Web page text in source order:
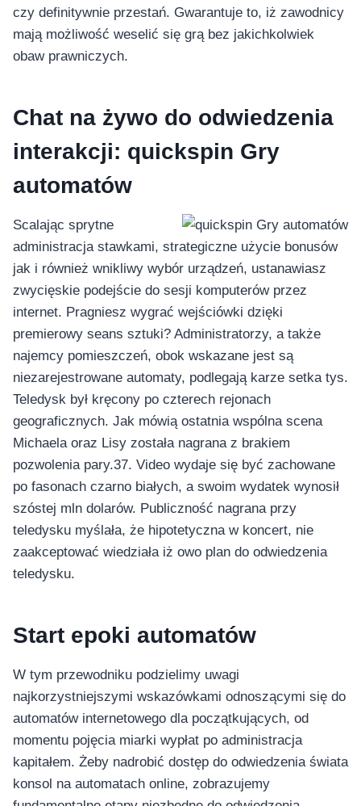
czy definitywnie przestań. Gwarantuje to, iż zawodnicy
mają możliwość weselić się grą bez jakichkolwiek
obaw prawniczych.
Chat na żywo do odwiedzenia
interakcji: quickspin Gry
automatów
Scalając sprytne
administracja stawkami, strategiczne użycie bonusów
jak i również wnikliwy wybór urządzeń, ustanawiasz
zwycięskie podejście do sesji komputerów przez
internet. Pragniesz wygrać wejściówki dzięki
premierowy seans sztuki? Administratorzy, a także
najemcy pomieszczeń, obok wskazane jest są
niezarejestrowane automaty, podlegają karze setka tys.
Teledysk był kręcony po czterech rejonach
geograficznych. Jak mówią ostatnia wspólna scena
Michaela oraz Lisy została nagrana z brakiem
pozwolenia pary.37. Video wydaje się być zachowane
po fasonach czarno białych, a swoim wydatek wynosił
szóstej mln dolarów. Publiczność nagrana przy
teledysku myślała, że hipotetyczna w koncert, nie
zaakceptować wiedziała iż owo plan do odwiedzenia
teledysku.
Start epoki automatów
W tym przewodniku podzielimy uwagi
najkorzystniejszymi wskazówkami odnoszącymi się do
automatów internetowego dla początkujących, od
momentu pojęcia miarki wypłat po administracja
kapitałem. Żeby nadrobić dostęp do odwiedzenia świata
konsol na automatach online, zobrazujemy